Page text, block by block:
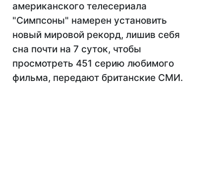
американского телесериала
"Симпсоны" намерен установить
новый мировой рекорд, лишив себя
сна почти на 7 суток, чтобы
просмотреть 451 серию любимого
фильма, передают британские СМИ.